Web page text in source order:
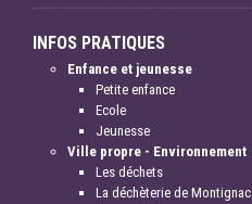
INFOS PRATIQUES
Enfance et jeunesse
Petite enfance
Ecole
Jeunesse
Ville propre - Environnement
Les déchets
La déchèterie de Montignac